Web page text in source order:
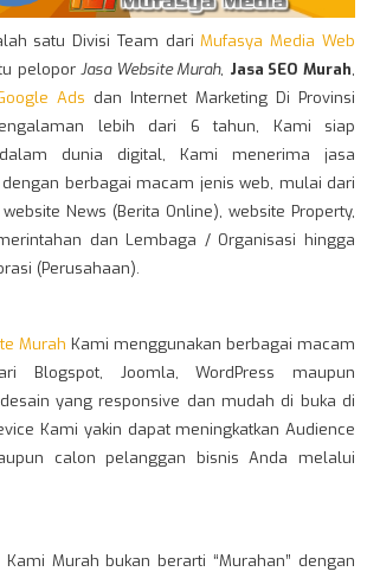
satu Divisi Team dariMufasya Media Web
peloporJasa Website Murah, Jasa SEO Murah,
Ads dan Internet Marketing Di Provinsi
lebih dari 6 tahun, Kami siap
dunia digital, Kami menerima jasa
berbagai macam jenis web, mulai dari
News (Berita Online), website Property,
dan Lembaga / Organisasi hingga
(Perusahaan).
Murah Kami menggunakan berbagai macam
Blogspot, Joomla, WordPress maupun
yang responsive dan mudah di buka di
Kami yakin dapat meningkatkan Audience
calon pelanggan bisnis Anda melalui
Kami Murah bukan berarti “Murahan” dengan